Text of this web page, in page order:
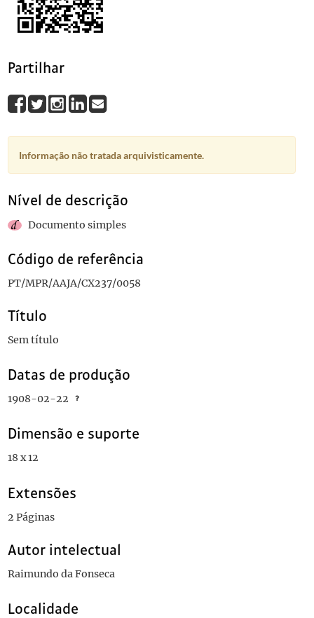
0060 Sem título
0061 Sem título
(...)
Partilhar
Informação não tratada arquivisticamente.
Nível de descrição
Documento simples
Código de referência
PT/MPR/AAJA/CX237/0058
Título
Sem título
Datas de produção
1908-02-22
Dimensão e suporte
18 x 12
Extensões
2 Páginas
Autor intelectual
Raimundo da Fonseca
Localidade